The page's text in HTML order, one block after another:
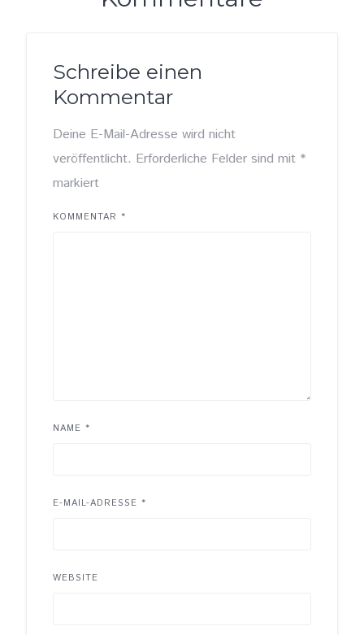
Schreibe einen
Kommentar
Deine E-Mail-Adresse wird nicht
veröffentlicht. Erforderliche Felder sind mit *
markiert
KOMMENTAR *
NAME *
E-MAIL-ADRESSE *
WEBSITE